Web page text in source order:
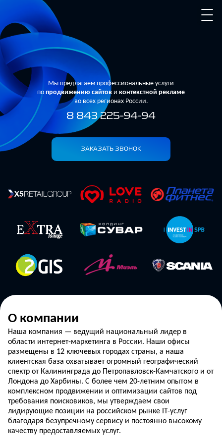
Мы предлагаем профессиональные услуги
по продвижению сайтов и контекстной рекламе
во всех регионах России.
8 843 225-94-94
ЗАКАЗАТЬ ЗВОНОК
О компании
Наша компания — ведущий национальный лидер в
области интернет-маркетинга в России. Наши офисы
размещены в 12 ключевых городах страны, а наша
клиентская база охватывает огромный географический
спектр от Калининграда до Петропавловск-Камчатского и от
Лондона до Харбины. С более чем 20-летним опытом в
комплексном продвижении и оптимизации сайтов под
требования поисковиков, мы утверждаем свои
лидирующие позиции на российском рынке IT-услуг
благодаря безупречному сервису и постоянно высокому
качеству предоставляемых услуг.